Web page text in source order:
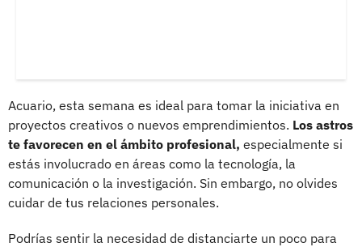
Acuario, esta semana es ideal para tomar la iniciativa en
proyectos creativos o nuevos emprendimientos. Los astros
te favorecen en el ámbito profesional, especialmente si
estás involucrado en áreas como la tecnología, la
comunicación o la investigación. Sin embargo, no olvides
cuidar de tus relaciones personales.
Podrías sentir la necesidad de distanciarte un poco para